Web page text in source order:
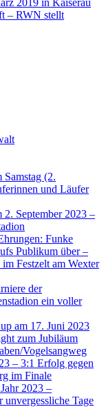
2019 in Kaiserau
– RWN stellt
(2.
und Läufer
September 2023 –
Funke
Publikum über –
Festzelt am Wexter
der
ein voller
am 17. Juni 2023
zum Jubiläum
Vogelsangweg
– 3:1 Erfolg gegen
im Finale
2023 –
unvergessliche Tage